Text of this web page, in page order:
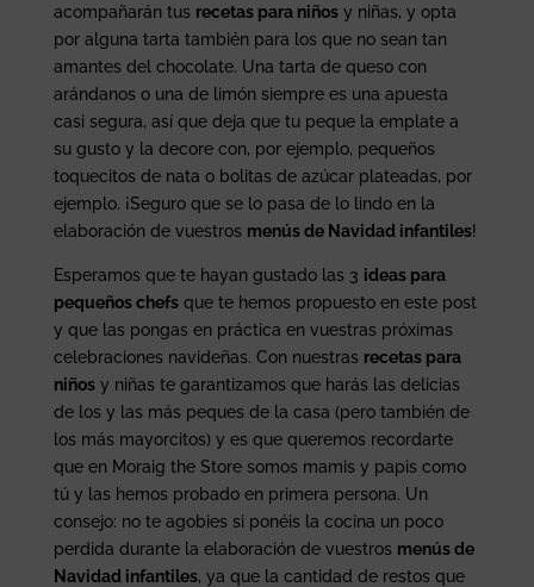
acompañarán tus recetas para niñosy niñas, y opta
por alguna tarta también para los que no sean tan
amantes del chocolate. Una tarta de queso con
arándanos o una de limón siempre es una apuesta
casi segura, así que deja que tu peque la emplate a
su gusto y la decore con, por ejemplo, pequeños
toquecitos de nata o bolitas de azúcar plateadas, por
ejemplo. ¡Seguro que se lo pasa de lo lindo en la
elaboración de vuestros menús de Navidad infantiles!
Esperamos que te hayan gustado las 3 ideas para
pequeños chefsque te hemos propuesto en este post
y que las pongas en práctica en vuestras próximas
celebraciones navideñas. Con nuestras recetas para
niñosy niñas te garantizamos que harás las delicias
de los y las más peques de la casa (pero también de
los más mayorcitos) y es que queremos recordarte
que en Moraig the Store somos mamis y papis como
tú y las hemos probado en primera persona. Un
consejo: no te agobies si ponéis la cocina un poco
perdida durante la elaboración de vuestros menús de
Navidad infantiles, ya que la cantidad de restos que